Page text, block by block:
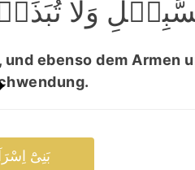
وَلَا تُبَذِّرۡ
ebenso dem Armen
بَنِیْٓ